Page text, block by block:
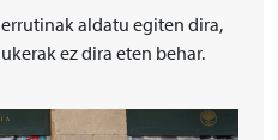
aldatu egiten dira,
ez dira eten behar.